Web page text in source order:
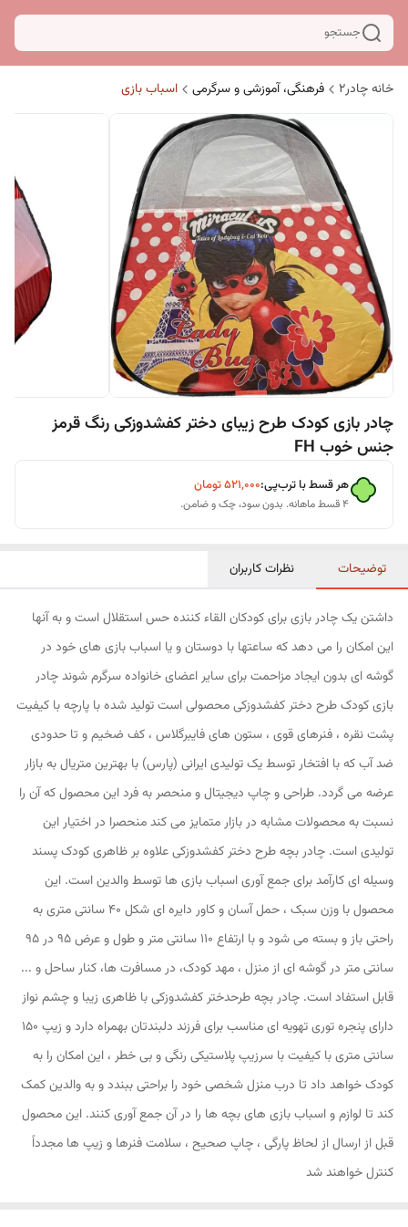
جستجو
خانه چادر۲ فرهنگی، آموزشی و سرگرمی اسباب بازی
چادر بازی کودک طرح زیبای دختر کفشدوزکی رنگ قرمز
جنس خوب FH
هر قسط با ترب‌پی:۵۲۱٬۰۰۰تومان
۴ قسط ماهانه. بدون سود، چک و ضامن.
توضیحات نظرات کاربران
داشتن یک چادر بازی برای کودکان القاء کننده حس استقلال است و به آنها
این امکان را می دهد که ساعتها با دوستان و یا اسباب بازی های خود در
گوشه ای بدون ایجاد مزاحمت برای سایر اعضای خانواده سرگرم شوند چادر
بازی کودک طرح دختر کفشدوزکی محصولی است تولید شده با پارچه با کیفیت
پشت نقره ، فنرهای قوی ، ستون های فایبرگلاس ، کف ضخیم و تا حدودی
ضد آب که با افتخار توسط یک تولیدی ایرانی (پارس) با بهترین متریال به بازار
عرضه می گردد. طراحی و چاپ دیجیتال و منحصر به فرد این محصول که آن را
نسبت به محصولات مشابه در بازار متمایز می کند منحصرا در اختیار این
تولیدی است. چادر بچه طرح دختر کفشدوزکی علاوه بر ظاهری کودک پسند
وسیله ای کارآمد برای جمع آوری اسباب بازی ها توسط والدین است. این
محصول با وزن سبک ، حمل آسان و کاور دایره ای شکل 40 سانتی متری به
راحتی باز و بسته می شود و با ارتفاع 110 سانتی متر و طول و عرض 95 در 95
سانتی متر در گوشه ای از منزل ، مهد کودک، در مسافرت ها، کنار ساحل و ...
قابل استفاد است. چادر بچه طرحدختر کفشدوزکی با ظاهری زیبا و چشم نواز
دارای پنجره توری تهویه ای مناسب برای فرزند دلبندتان بهمراه دارد و زیپ 150
سانتی متری با کیفیت با سرزیپ پلاستیکی رنگی و بی خطر ، این امکان را به
کودک خواهد داد تا درب منزل شخصی خود را براحتی ببندد و به والدین کمک
کند تا لوازم و اسباب بازی های بچه ها را در آن جمع آوری کنند. این محصول
قبل از ارسال از لحاظ پارگی ، چاپ صحیح ، سلامت فنرها و زیپ ها مجدداً
کنترل خواهند شد